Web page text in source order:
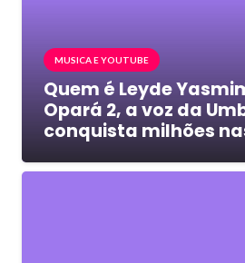
MUSICA E YOUTUBE
Quem é Leyde
Opará 2, a voz da
conquista milhões